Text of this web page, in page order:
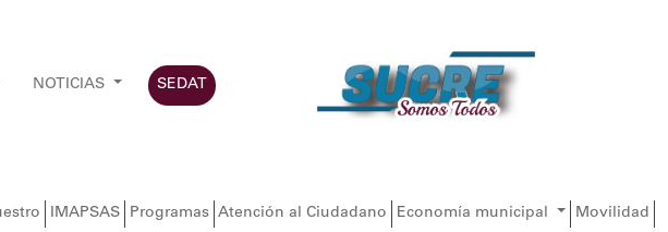
NOTICIAS SEDAT
IMAPSAS Programas Atención al Ciudadano Economía municipal
Movilidad